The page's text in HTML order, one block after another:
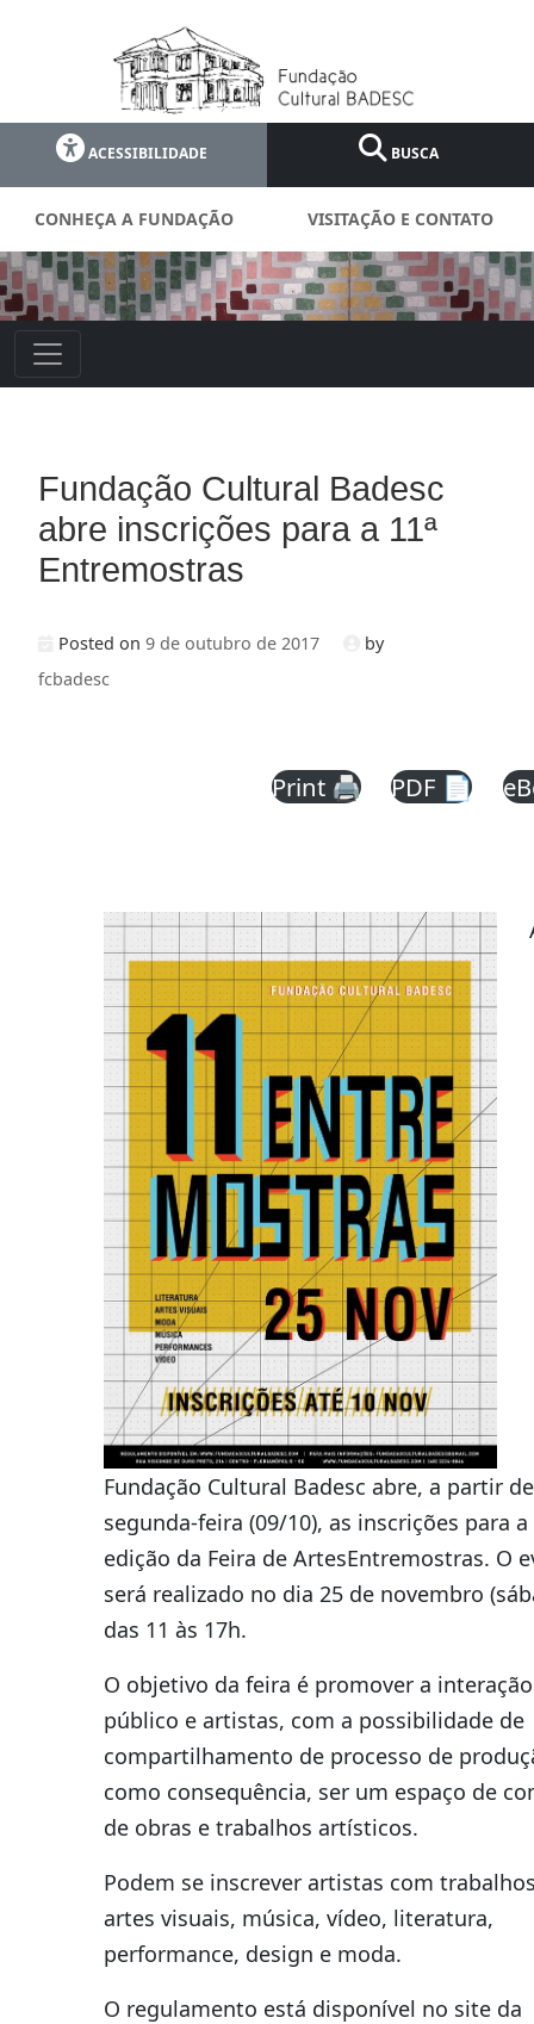
ACESSIBILIDADE BUSCA
CONHEÇA A FUNDAÇÃO VISITAÇÃO E CONTATO
Fundação Cultural Badesc
abre inscrições para a 11ª
Entremostras
Posted on 9 de outubro de 2017
by
fcbadesc
Print 🖨 PDF 📄
Fundação Cultural Badesc abre, a partir de
segunda-feira (09/10), as inscrições para a
edição da Feira de ArtesEntremostras. O
será realizado no dia 25 de novembro
das 11 às 17h.
O objetivo da feira é promover a
público e artistas, com a possibilidade de
compartilhamento de processo de
como consequência, ser um espaço de
de obras e trabalhos artísticos.
Podem se inscrever artistas com
artes visuais, música, vídeo, literatura,
performance, design e moda.
O regulamento está disponível no site da